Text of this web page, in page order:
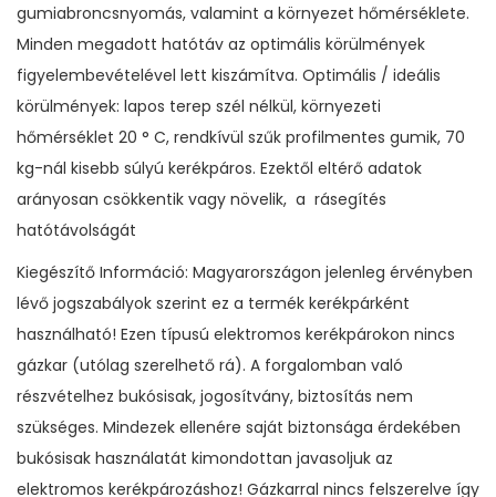
gumiabroncsnyomás, valamint a környezet hőmérséklete.
Minden megadott hatótáv az optimális körülmények
figyelembevételével lett kiszámítva. Optimális / ideális
körülmények: lapos terep szél nélkül, környezeti
hőmérséklet 20 ° C, rendkívül szűk profilmentes gumik, 70
kg-nál kisebb súlyú kerékpáros. Ezektől eltérő adatok
arányosan csökkentik vagy növelik, a rásegítés
hatótávolságát
Kiegészítő Információ: Magyarországon jelenleg érvényben
lévő jogszabályok szerint ez a termék kerékpárként
használható! Ezen típusú elektromos kerékpárokon nincs
gázkar (utólag szerelhető rá). A forgalomban való
részvételhez bukósisak, jogosítvány, biztosítás nem
szükséges. Mindezek ellenére saját biztonsága érdekében
bukósisak használatát kimondottan javasoljuk az
elektromos kerékpározáshoz! Gázkarral nincs felszerelve így